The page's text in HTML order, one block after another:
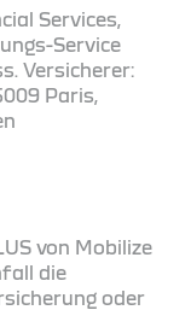
Services,
Service
Versicherer:
Paris,
von Mobilize
die
oder